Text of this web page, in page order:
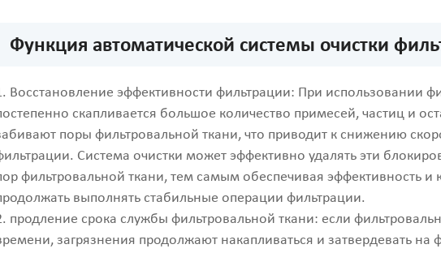
Функция автоматической системы очистки
Восстановление эффективности фильтрации: При использовании
скапливается большое количество примесей, частиц и
поры фильтровальной ткани, что приводит к снижению
Система очистки может эффективно удалять эти
фильтровальной ткани, тем самым обеспечивая эффективность и
выполнять стабильные операции фильтрации.
продление срока службы фильтровальной ткани: если
загрязнения продолжают накапливаться и затвердевать на